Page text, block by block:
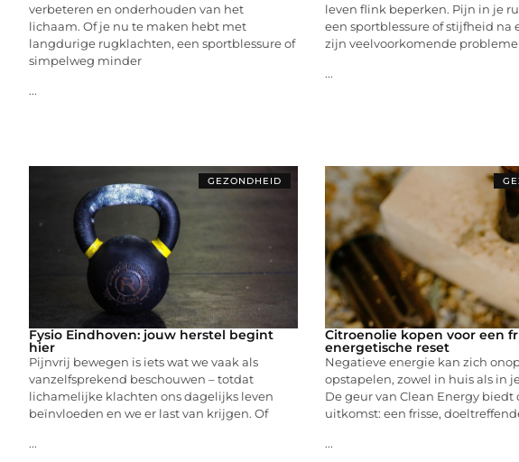
verbeteren en onderhouden van het
lichaam. Of je nu te maken hebt met
langdurige rugklachten, een sportblessure of
simpelweg minder
...
leven flink beperken. Pijn in je
een sportblessure of stijfheid na
zijn veelvoorkomende
...
GEZONDHEID
Fysio Eindhoven: jouw herstel begint
hier
Pijnvrij bewegen is iets wat we vaak als
vanzelfsprekend beschouwen – totdat
lichamelijke klachten ons dagelijks leven
beïnvloeden en we er last van krijgen. Of
...
Citroenolie kopen voor een
energetische reset
Negatieve energie kan zich
opstapelen, zowel in huis als in
De geur van Clean Energy biedt
uitkomst: een frisse,
...